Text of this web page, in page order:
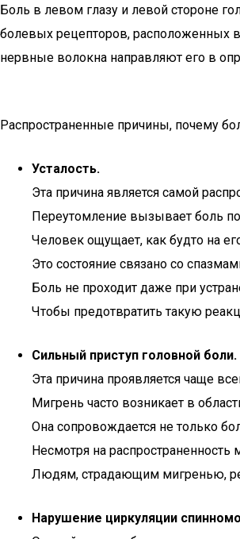
Боль в левом глазу и левой стороне
болевых рецепторов, расположенных в
нервные волокна направляют его в
Распространенные причины, почему
Усталость.
Эта причина является самой
Переутомление вызывает боль
Человек ощущает, как будто на
Это состояние связано со
Боль не проходит даже при
Чтобы предотвратить такую
Сильный приступ головной боли.
Эта причина проявляется чаще
Мигрень часто возникает в
Она сопровождается не только
Несмотря на распространенность
Людям, страдающим мигренью,
Нарушение циркуляции